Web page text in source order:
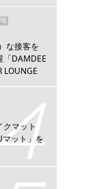
な接客を
「DAMDEE
LOUNGE
クマット
マット」を